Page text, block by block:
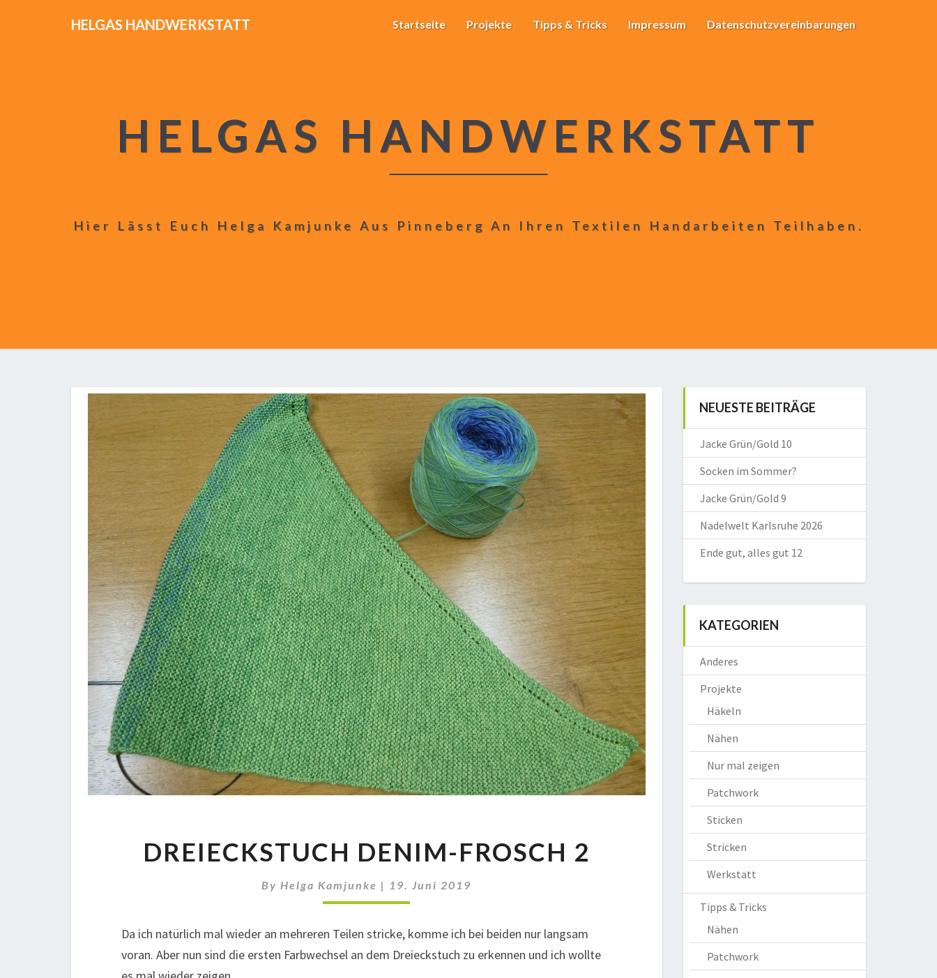
HELGAS HANDWERKSTATT Startseite Projekte Tipps & Tricks Impressum Datenschutzvereinbarungen
HELGAS HANDWERKSTATT
Hier Lässt Euch Helga Kamjunke Aus Pinneberg An Ihren Textilen Handarbeiten Teilhaben.
DENIM-
2
DREIECKSTUCH DENIM-FROSCH 2
ByHelga Kamjunke | 19. Juni 2019
Da ich natürlich mal wieder an mehreren Teilen stricke, komme ich bei beiden nur langsam
voran. Aber nun sind die ersten Farbwechsel an dem Dreieckstuch zu erkennen und ich wollte
NEUESTE BEITRÄGE
Jacke Grün/Gold 10
Socken im Sommer?
Jacke Grün/Gold 9
Nadelwelt Karlsruhe 2026
Ende gut, alles gut 12
KATEGORIEN
Anderes
Projekte
Häkeln
Nähen
Nur mal zeigen
Patchwork
Sticken
Stricken
Werkstatt
Tipps & Tricks
Nähen
Patchwork